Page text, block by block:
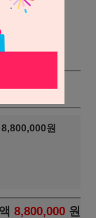
8,800,000원
8,800,000 원